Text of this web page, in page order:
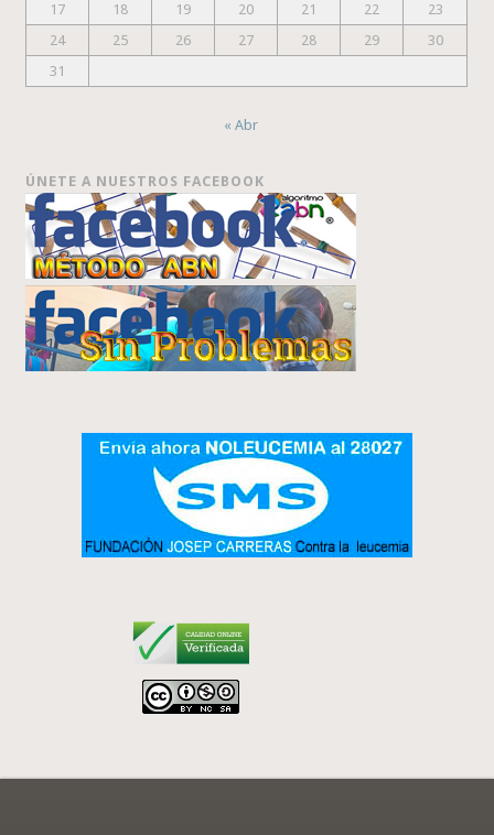
17
18 19 20 21 22
23
24
25 26 27 28 29
30
31
« Abr
ÚNETE A NUESTROS FACEBOOK